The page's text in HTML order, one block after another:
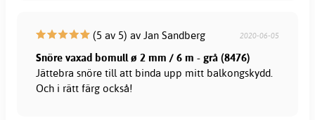
(5 av 5) av Jan Sandberg 2020-06-05
Snöre vaxad bomull ø 2 mm / 6 m - grå (8476)
Jättebra snöre till att binda upp mitt balkongskydd.
Och i rätt färg också!